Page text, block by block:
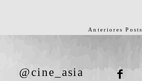
Anteriores Posts
@cine_asia